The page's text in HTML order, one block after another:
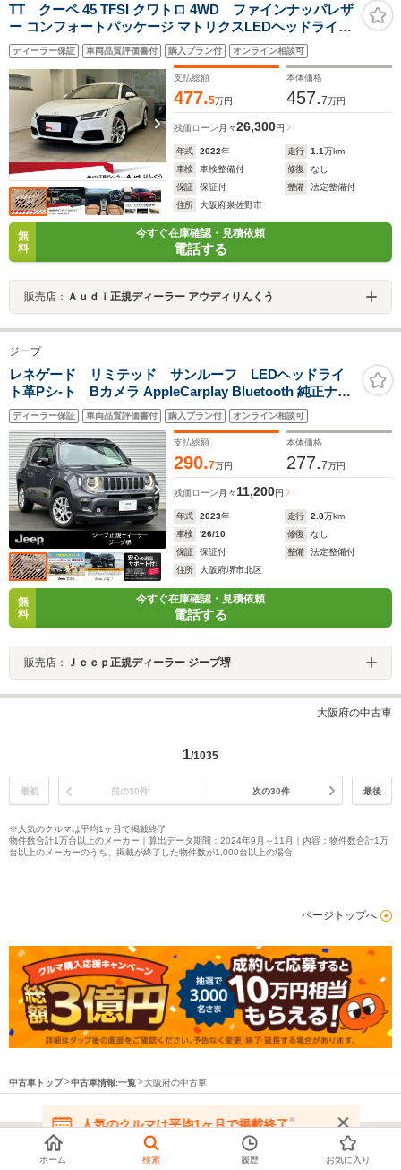
TT クーペ 45 TFSI クワトロ 4WD ファインナッパレザ
ー コンフォートパッケージ マトリクスLEDヘッドライト
TVチューナー プライバシーガラス クルーズコントロール
マトリクスLEDヘッドライト パワーシート シートヒー
ター認定中古車
ディーラー保証 車両品質評価書付 購入プラン付 オンライン相談可
支払総額
477.5万円
本体価格
457.7万円
残価ローン 月々26,300円
年式 2022年 走行 1.1万km
車検
車検整備付 修復
なし
保証
保証付 整備
法定整備付
住所
大阪府泉佐野市
無
料
今すぐ在庫確認・見積依頼
電話する
販売店： Ａｕｄｉ正規ディーラー アウディりんくう
ジープ
レネゲード リミテッド サンルーフ LEDヘッドライ
ト革Pシ-ト Bカメラ AppleCarplay Bluetooth 純正ナビ
ゲ-ション 前面衝突警報 障害物センサー アダプティブク
ルーズコントロ-ル シ-トヒ-タ- リアトラフィックモニタ-
認定中古車保証付
ディーラー保証 車両品質評価書付 購入プラン付 オンライン相談可
支払総額
290.7万円
本体価格
277.7万円
残価ローン 月々11,200円
年式 2023年 走行 2.8万km
車検
'26/10 修復
なし
保証
保証付 整備
法定整備付
住所
大阪府堺市北区
無
料
今すぐ在庫確認・見積依頼
電話する
販売店： Ｊｅｅｐ正規ディーラー ジープ堺
大阪府の中古車
1/1035
最初 前の30件 次の30件 最後
※人気のクルマは平均1ヶ月で掲載終了
物件数合計1万台以上のメーカー｜算出データ期間：2024年9月～11月｜内容：物件数合計1万
台以上のメーカーのうち、掲載が終了した物件数が1,000台以上の場合
ページトップへ
中古車トップ 中古車情報:一覧 大阪府の中古車
都道府県から中古車を探す
人気のクルマは平均1ヶ月で掲載終了※
在庫が無くなる前にお問い合わせください
ホーム 検索 履歴 お気に入り